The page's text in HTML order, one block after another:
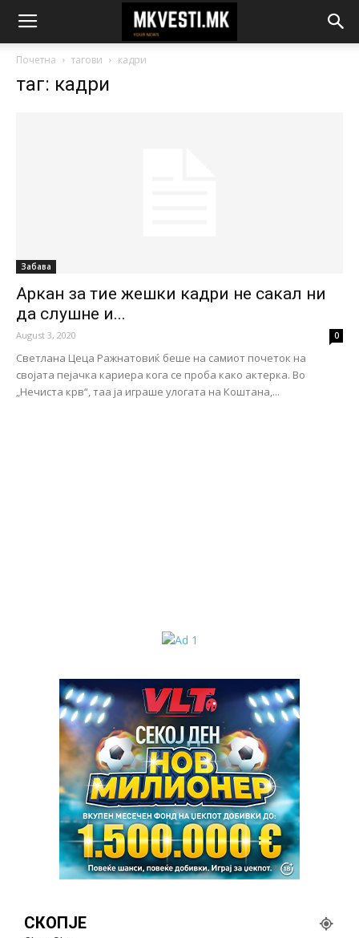
Почетна тагови кадри
таг: кадри
Забава
Аркан за тие жешки кадри не сакал ни
да слушне и...
August 3, 2020 0
Светлана Цеца Ражнатовиќ беше на самиот почеток на
својата пејачка кариера кога се проба како актерка. Во
„Нечиста крв“, таа ја играше улогата на Коштана,...
СКОПЈЕ